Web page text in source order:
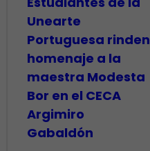
Unearte
Portuguesa rinden
homenaje a la
maestra Modesta
Bor en el CECA
Argimiro
Gabaldón